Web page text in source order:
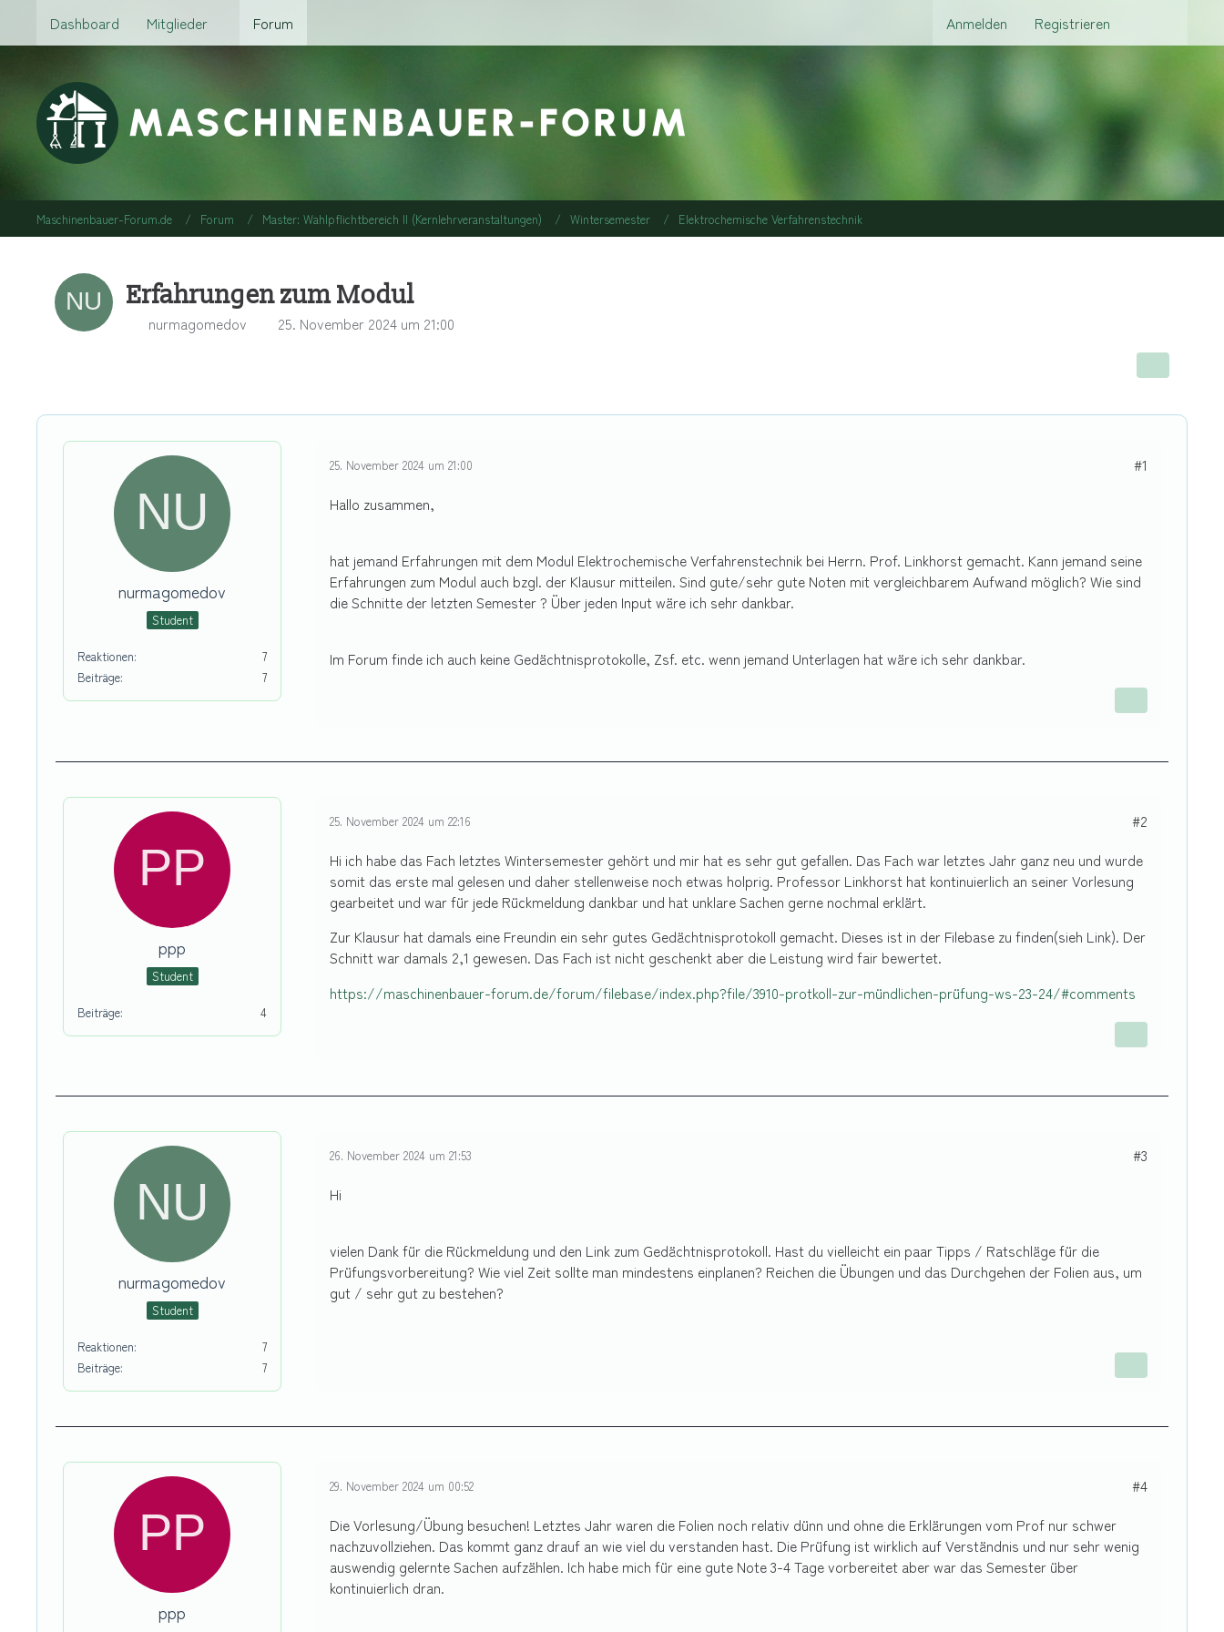
Dashboard Mitglieder Forum Anmelden Registrieren
Maschinenbauer-Forum.de Forum Master: Wahlpflichtbereich II (Kernlehrveranstaltungen) Wintersemester Elektrochemische Verfahrenstechnik
Erfahrungen zum Modul
nurmagomedov 25. November 2024 um 21:00
nurmagomedov
Student
Reaktionen
7
Beiträge
7
25. November 2024 um 21:00
#1
Hallo zusammen,
hat jemand Erfahrungen mit dem Modul Elektrochemische Verfahrenstechnik bei Herrn. Prof. Linkhorst gemacht. Kann jemand seine
Erfahrungen zum Modul auch bzgl. der Klausur mitteilen. Sind gute/sehr gute Noten mit vergleichbarem Aufwand möglich? Wie sind
die Schnitte der letzten Semester ? Über jeden Input wäre ich sehr dankbar.
Im Forum finde ich auch keine Gedächtnisprotokolle, Zsf. etc. wenn jemand Unterlagen hat wäre ich sehr dankbar.
ppp
Student
Beiträge 4
25. November 2024 um 22:16
#2
Hi ich habe das Fach letztes Wintersemester gehört und mir hat es sehr gut gefallen. Das Fach war letztes Jahr ganz neu und wurde
somit das erste mal gelesen und daher stellenweise noch etwas holprig. Professor Linkhorst hat kontinuierlich an seiner Vorlesung
gearbeitet und war für jede Rückmeldung dankbar und hat unklare Sachen gerne nochmal erklärt.
Zur Klausur hat damals eine Freundin ein sehr gutes Gedächtnisprotokoll gemacht. Dieses ist in der Filebase zu finden(sieh Link). Der
Schnitt war damals 2,1 gewesen. Das Fach ist nicht geschenkt aber die Leistung wird fair bewertet.
https://maschinenbauer-forum.de/forum/filebase/index.php?file/3910-protkoll-zur-mündlichen-prüfung-ws-23-24/#comments
nurmagomedov
Student
Reaktionen
7
Beiträge
7
26. November 2024 um 21:53
#3
Hi
vielen Dank für die Rückmeldung und den Link zum Gedächtnisprotokoll. Hast du vielleicht ein paar Tipps / Ratschläge für die
Prüfungsvorbereitung? Wie viel Zeit sollte man mindestens einplanen? Reichen die Übungen und das Durchgehen der Folien aus, um
gut / sehr gut zu bestehen?
ppp
29. November 2024 um 00:52
#4
Die Vorlesung/Übung besuchen! Letztes Jahr waren die Folien noch relativ dünn und ohne die Erklärungen vom Prof nur schwer
nachzuvollziehen. Das kommt ganz drauf an wie viel du verstanden hast. Die Prüfung ist wirklich auf Verständnis und nur sehr wenig
auswendig gelernte Sachen aufzählen. Ich habe mich für eine gute Note 3-4 Tage vorbereitet aber war das Semester über
kontinuierlich dran.